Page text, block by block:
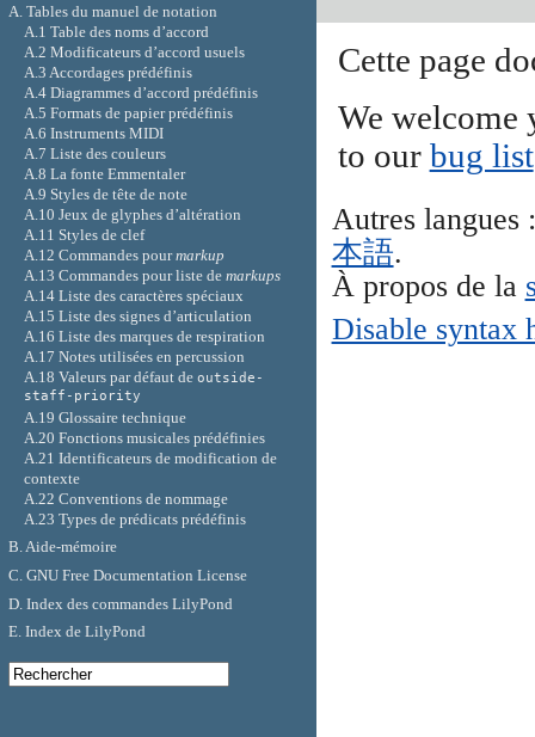
Cette page
We welcome
to our bug list
Autres langues
本語.
À propos de la
Disable syntax
A. Tables du manuel de notation
A.1 Table des noms d’accord
A.2 Modificateurs d’accord usuels
A.3 Accordages prédéfinis
A.4 Diagrammes d’accord prédéfinis
A.5 Formats de papier prédéfinis
A.6 Instruments MIDI
A.7 Liste des couleurs
A.8 La fonte Emmentaler
A.9 Styles de tête de note
A.10 Jeux de glyphes d’altération
A.11 Styles de clef
A.12 Commandes pourmarkup
A.13 Commandes pour liste de markups
A.14 Liste des caractères spéciaux
A.15 Liste des signes d’articulation
A.16 Liste des marques de respiration
A.17 Notes utilisées en percussion
A.18 Valeurs par défaut de outside-
staff-priority
A.19 Glossaire technique
A.20 Fonctions musicales prédéfinies
A.21 Identificateurs de modification de
contexte
A.22 Conventions de nommage
A.23 Types de prédicats prédéfinis
B. Aide-mémoire
C. GNU Free Documentation License
D. Index des commandes LilyPond
E. Index de LilyPond